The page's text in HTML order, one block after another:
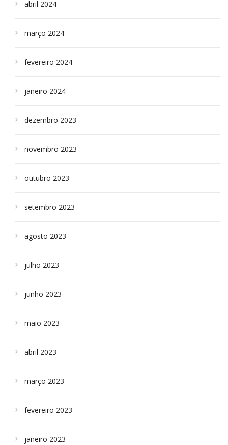
abril 2024
março 2024
fevereiro 2024
janeiro 2024
dezembro 2023
novembro 2023
outubro 2023
setembro 2023
agosto 2023
julho 2023
junho 2023
maio 2023
abril 2023
março 2023
fevereiro 2023
janeiro 2023